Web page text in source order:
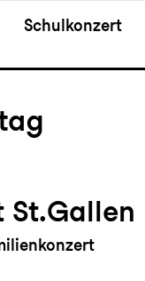
Schulkonzert
St.Gallen